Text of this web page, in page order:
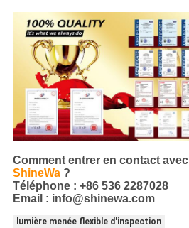
Comment entrer en contact avec
ShineWa?
Téléphone : +86 536 2287028
Email : info@shinewa.com
lumière menée flexible d'inspection